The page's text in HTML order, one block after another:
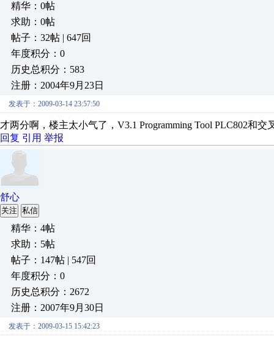
精华：0帖
求助：0帖
帖子：32帖 | 647回
年度积分：0
历史总积分：583
注册：2004年9月23日
发表于：2009-03-14 23:57:50
才两分啊，楼主太小气了，V3.1 Programming Tool PLC802和交
回复 引用 举报
舒心
关注 私信
精华：4帖
求助：5帖
帖子：147帖 | 547回
年度积分：0
历史总积分：2672
注册：2007年9月30日
发表于：2009-03-15 15:42:23